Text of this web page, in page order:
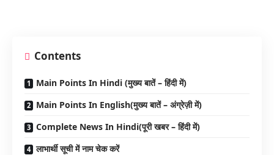
Contents
Main Points In Hindi (मुख्य बातें – हिंदी में)
Main Points In English(मुख्य बातें – अंग्रेज़ी में)
Complete News In Hindi(पूरी खबर – हिंदी में)
लाभार्थी सूची में नाम चेक करें